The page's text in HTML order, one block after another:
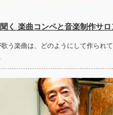
く 楽曲コンペと音楽制作サロ
う楽曲は、どのようにして作られ